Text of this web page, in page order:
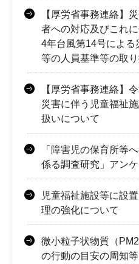
【厚労省事務連絡】
者への対応及びこれ
4年台風第14号による
等の人員基準等の取
【厚労省事務連絡】
災害に伴う児童福祉
扱いについて
「障害児の保育所等
係る調査研究」アン
児童福祉施設等に設
理の強化について
微小粒子状物質（
の行動の目安の周知